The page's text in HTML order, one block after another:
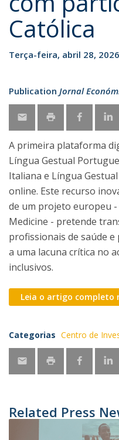
Católica
Terça-feira, abril 28,
Publication Jornal
A primeira plataforma
Língua Gestual
Italiana e Língua
online. Este recurso
de um projeto europeu
Medicine - pretende
profissionais de saúde
a uma lacuna crítica no
inclusivos.
Leia o artigo completo
Categorias Centro de
Related Press